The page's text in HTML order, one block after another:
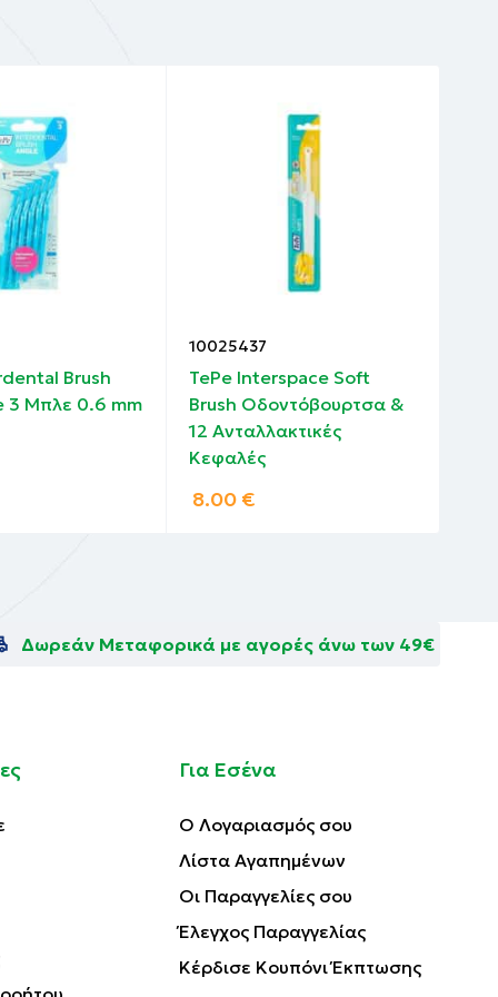
Brush
3 Μπλε 0.6 mm
10025437
TePe Interspace Soft
Brush Οδοντόβουρτσα &
12 Ανταλλακτικές
Κεφαλές
8.00 €
Δωρεάν Μεταφορικά με αγορές άνω των 49€
Για Εσένα
Ο Λογαριασμός σου
Λίστα Αγαπημένων
Οι Παραγγελίες σου
Έλεγχος Παραγγελίας
Κέρδισε Κουπόνι Έκπτωσης